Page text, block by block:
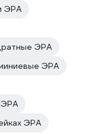
ЭРА
ЭРА
ЭРА
ЭРА
ЭРА